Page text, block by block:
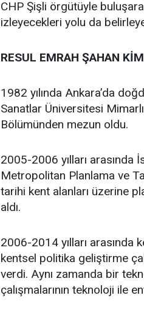
CHP Şişli örgütüyle
izleyecekleri yolu da
RESUL EMRAH ŞAHAN
1982 yılında Ankara’da
Sanatlar Üniversitesi
Bölümünden mezun oldu.
2005-2006 yılları arasında
Metropolitan Planlama ve
tarihi kent alanları üzerine
aldı.
2006-2014 yılları arasında
kentsel politika geliştirme
verdi. Aynı zamanda bir
çalışmalarının teknoloji ile